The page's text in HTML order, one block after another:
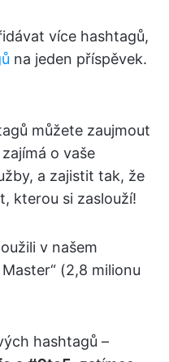
více hashtagů,
na jeden příspěvek.
můžete zaujmout
o vaše
a zajistit tak, že
kterou si zaslouží!
v našem
(2,8 milionu
hashtagů –